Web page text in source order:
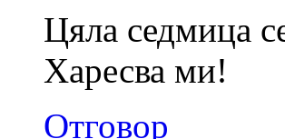
Цяла седмица
Харесва ми!
Отговор